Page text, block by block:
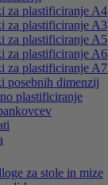
za plastificiranje A4
za plastificiranje A3
za plastificiranje A5
za plastificiranje A6
za plastificiranje A7
posebnih dimenzij
plastificiranje
za stole in mize